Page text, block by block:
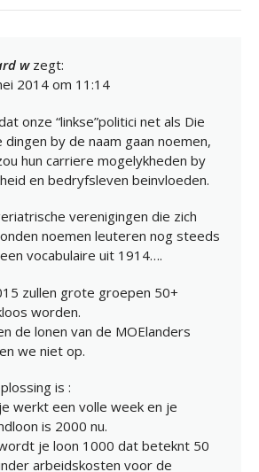
w zegt:
2014 om 11:14
onze “linkse”politici net als Die
dingen by de naam gaan noemen,
hun carriere mogelykheden by
en bedryfsleven beinvloeden.
verenigingen die zich
noemen leuteren nog steeds
vocabulaire uit 1914….
zullen grote groepen 50+
worden.
de lonen van de MOElanders
we niet op.
is :
werkt een volle week en je
is 2000 nu.
je loon 1000 dat beteknt 50
arbeidskosten voor de